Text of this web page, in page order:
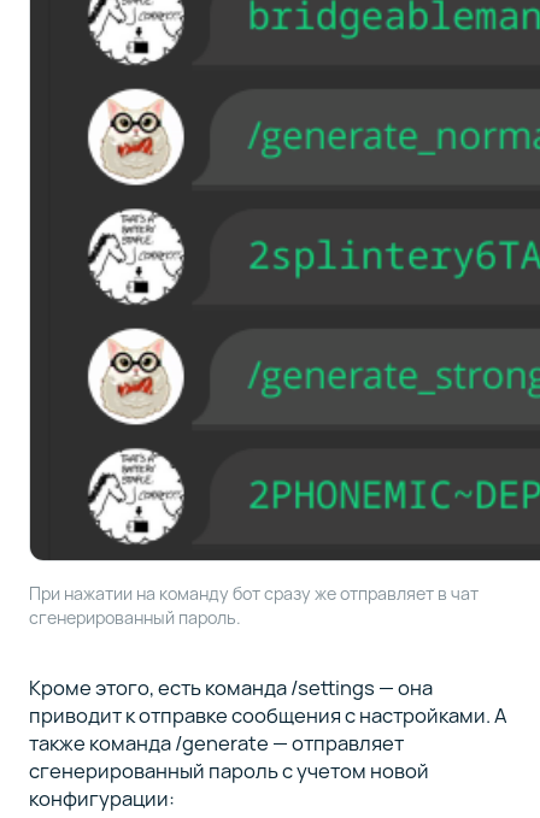
При нажатии на команду бот сразу же отправляет в чат
сгенерированный пароль.
Кроме этого, есть команда /settings — она
приводит к отправке сообщения с настройками. А
также команда /generate — отправляет
сгенерированный пароль с учетом новой
конфигурации: